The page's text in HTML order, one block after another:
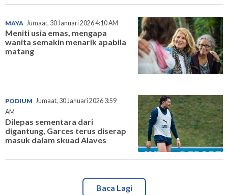
MAYA Jumaat, 30 Januari 2026 4:10 AM
Meniti usia emas, mengapa
wanita semakin menarik apabila
matang
PODIUM Jumaat, 30 Januari 2026 3:59
AM
Dilepas sementara dari
digantung, Garces terus diserap
masuk dalam skuad Alaves
Baca Lagi